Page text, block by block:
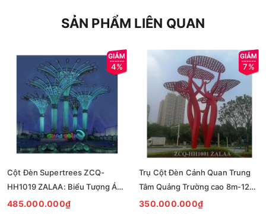
SẢN PHẨM LIÊN QUAN
4%
Cột Đèn Supertrees ZCQ-
HH1019 ZALAA: Biểu Tượng Ánh
Sáng Cho Đại Đô Thị
485.000.000₫
7%
Trụ Cột Đèn Cảnh Quan Trung
Tâm Quảng Trường cao 8m-12m
ZCQ-HH1001 ZALAA Fortune
350.000.000₫